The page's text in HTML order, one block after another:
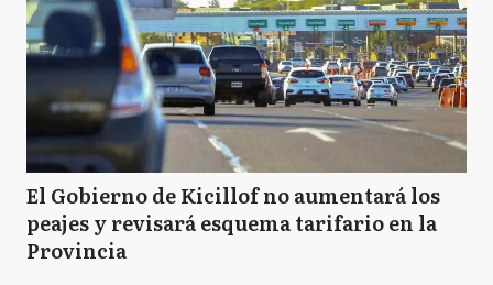
El Gobierno de Kicillof no aumentará los
peajes y revisará esquema tarifario en la
Provincia